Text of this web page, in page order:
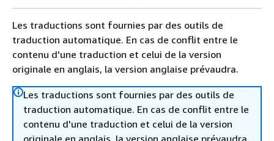
Les traductions sont fournies par des outils de
traduction automatique. En cas de conflit entre le
contenu d'une traduction et celui de la version
originale en anglais, la version anglaise prévaudra.
Les traductions sont fournies par des outils de
traduction automatique. En cas de conflit entre le
contenu d'une traduction et celui de la version
originale en anglais, la version anglaise prévaudra.